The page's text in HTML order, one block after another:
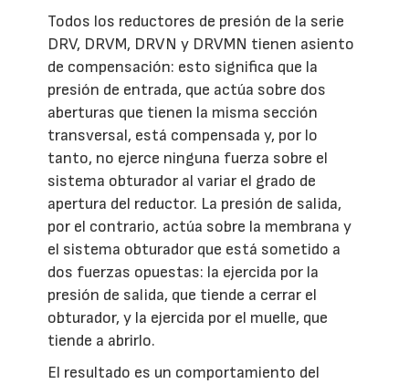
Todos los reductores de presión de la serie
DRV, DRVM, DRVN y DRVMN tienen asiento
de compensación: esto significa que la
presión de entrada, que actúa sobre dos
aberturas que tienen la misma sección
transversal, está compensada y, por lo
tanto, no ejerce ninguna fuerza sobre el
sistema obturador al variar el grado de
apertura del reductor. La presión de salida,
por el contrario, actúa sobre la membrana y
el sistema obturador que está sometido a
dos fuerzas opuestas: la ejercida por la
presión de salida, que tiende a cerrar el
obturador, y la ejercida por el muelle, que
tiende a abrirlo.
El resultado es un comportamiento del